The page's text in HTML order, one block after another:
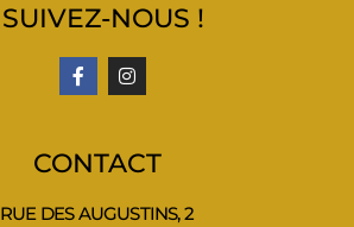
SUIVEZ-NOUS !
CONTACT
RUE DES AUGUSTINS, 2